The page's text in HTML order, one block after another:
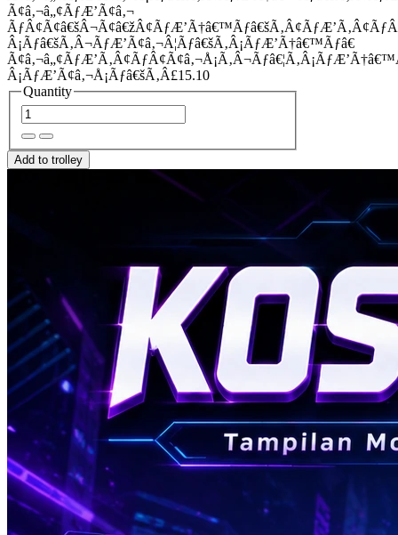
Ã¢â‚¬â„¢ÃƒÆ’Ã¢â‚¬
Â¡Ãƒâ€šÃ‚Â¬ÃƒÆ’Ã¢â‚¬Â¦Ãƒâ€šÃ‚Â¡ÃƒÆ’Ã†â€™Ãƒâ€
Â¡ÃƒÆ’Ã¢â‚¬Å¡Ãƒâ€šÃ‚Â£15.10
Quantity
Add to trolley